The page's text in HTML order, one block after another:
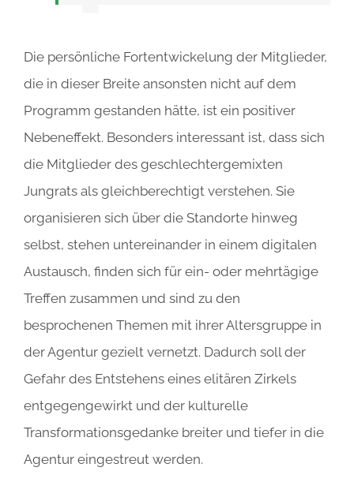
Die persönliche Fortentwickelung der Mitglieder,
die in dieser Breite ansonsten nicht auf dem
Programm gestanden hätte, ist ein positiver
Nebeneffekt. Besonders interessant ist, dass sich
die Mitglieder des geschlechtergemixten
Jungrats als gleichberechtigt verstehen. Sie
organisieren sich über die Standorte hinweg
selbst, stehen untereinander in einem digitalen
Austausch, finden sich für ein- oder mehrtägige
Treffen zusammen und sind zu den
besprochenen Themen mit ihrer Altersgruppe in
der Agentur gezielt vernetzt. Dadurch soll der
Gefahr des Entstehens eines elitären Zirkels
entgegengewirkt und der kulturelle
Transformationsgedanke breiter und tiefer in die
Agentur eingestreut werden.